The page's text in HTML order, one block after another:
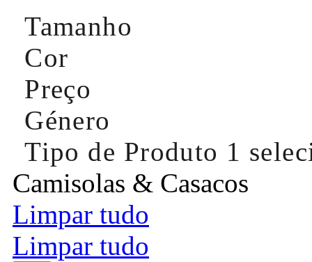
Tamanho
Cor
Preço
Género
Tipo de Produto 1
Camisolas & Casacos
Limpar tudo
Limpar tudo